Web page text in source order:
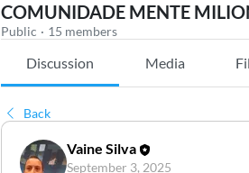
COMUNIDADE MENTE
Public · 15 members
Discussion Media
Back
Vaine Silva
September 3, 2025